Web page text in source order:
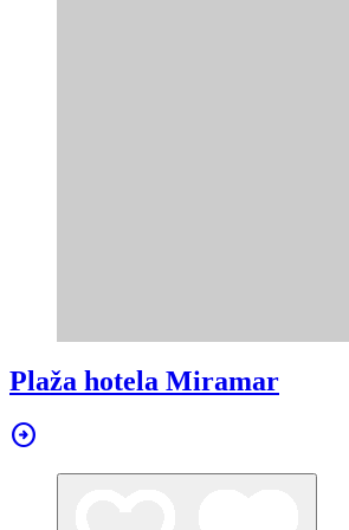
Plaža hotela Miramar
arrow_circle_right